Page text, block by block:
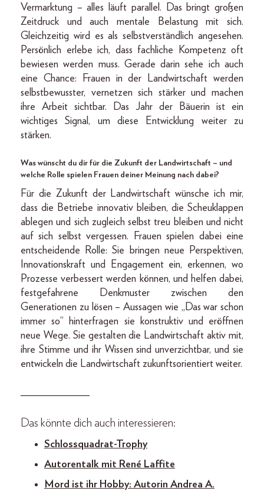
Vermarktung – alles läuft parallel. Das bringt großen
Zeitdruck und auch mentale Belastung mit sich.
Gleichzeitig wird es als selbstverständlich angesehen.
Persönlich erlebe ich, dass fachliche Kompetenz oft
bewiesen werden muss. Gerade darin sehe ich auch
eine Chance: Frauen in der Landwirtschaft werden
selbstbewusster, vernetzen sich stärker und machen
ihre Arbeit sichtbar. Das Jahr der Bäuerin ist ein
wichtiges Signal, um diese Entwicklung weiter zu
stärken.
Was wünscht du dir für die Zukunft der Landwirtschaft – und
welche Rolle spielen Frauen deiner Meinung nach dabei?
Für die Zukunft der Landwirtschaft wünsche ich mir,
dass die Betriebe innovativ bleiben, die Scheuklappen
ablegen und sich zugleich selbst treu bleiben und nicht
auf sich selbst vergessen. Frauen spielen dabei eine
entscheidende Rolle: Sie bringen neue Perspektiven,
Innovationskraft und Engagement ein, erkennen, wo
Prozesse verbessert werden können, und helfen dabei,
festgefahrene Denkmuster zwischen den
Generationen zu lösen – Aussagen wie „Das war schon
immer so“ hinterfragen sie konstruktiv und eröffnen
neue Wege. Sie gestalten die Landwirtschaft aktiv mit,
ihre Stimme und ihr Wissen sind unverzichtbar, und sie
entwickeln die Landwirtschaft zukunftsorientiert weiter.
_____________
Das könnte dich auch interessieren:
Schlossquadrat-Trophy
Autorentalk mit René Laffite
Mord ist ihr Hobby: Autorin Andrea A.